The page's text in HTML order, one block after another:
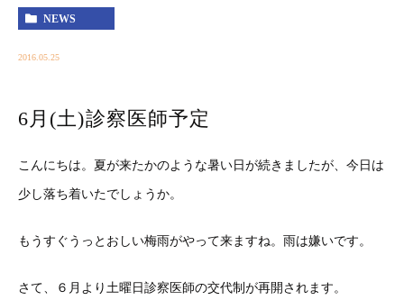
NEWS
2016.05.25
6月(土)診察医師予定
こんにちは。夏が来たかのような暑い日が続きましたが、今日は
少し落ち着いたでしょうか。
もうすぐうっとおしい梅雨がやって来ますね。雨は嫌いです。
さて、６月より土曜日診察医師の交代制が再開されます。